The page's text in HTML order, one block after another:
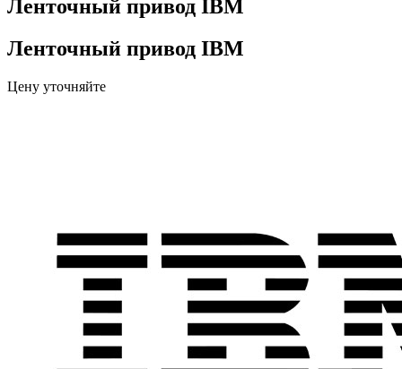
Ленточный привод IBM
Ленточный привод IBM
Цену уточняйте